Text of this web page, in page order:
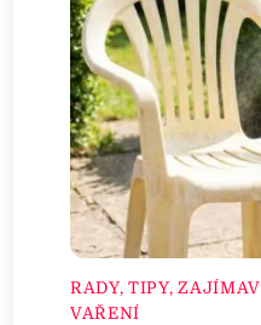
RADY, TIPY,
VAŘENÍ